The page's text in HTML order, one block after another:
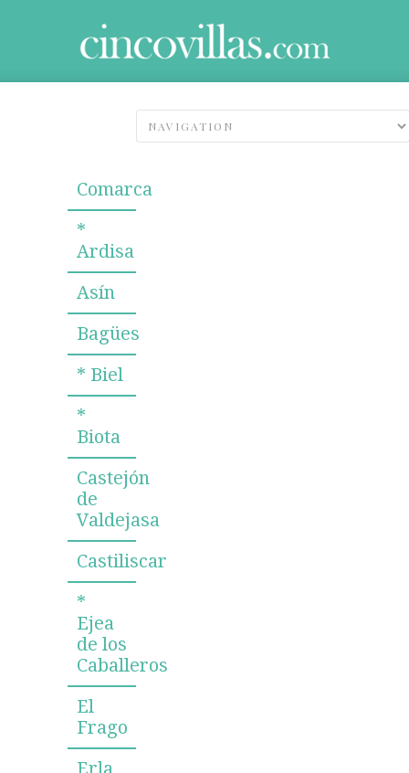
Comarca
*
Ardisa
Asín
Bagües
* Biel
*
Biota
Castejón
de
Valdejasa
Castiliscar
*
Ejea
de los
Caballeros
El
Frago
Erla